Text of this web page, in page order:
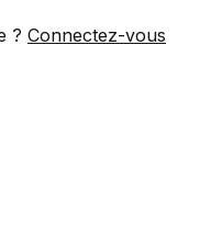
? Connectez-vous